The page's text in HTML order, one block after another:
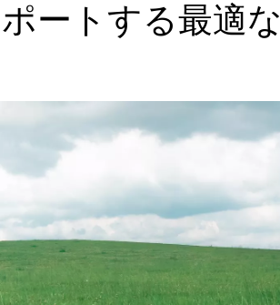
ートする最適